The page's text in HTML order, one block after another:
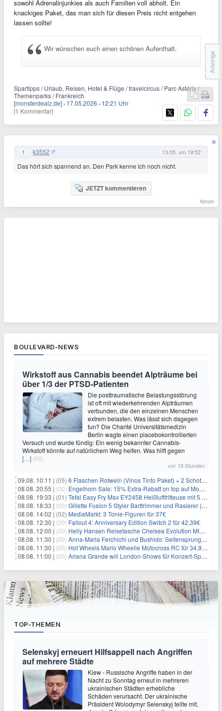
sowohl Adrenalinjunkies als auch Familien voll abholt. Ein
knackiges Paket, das man sich für diesen Preis nicht entgehen
lassen sollte!
Wir wünschen euch einen schönen Aufenthalt.
Spartipps / Urlaub, Reisen, Hotel & Flüge / travelcircus / Parc Astérix /
Themenparks / Frankreich
[monsterdealz.de] · 17.05.2026 · 12:21 Uhr
[1 Kommentar]
Anzeige
1 k3552 13.05. um 19:52
Das hört sich spannend an. Den Park kenne ich noch nicht.
JETZT kommentieren
forum
BOULEVARD-NEWS
Wirkstoff aus Cannabis beendet Alpträume bei
über 1/3 der PTSD-Patienten
Die posttraumatische Belastungsstörung
ist oft mit wiederkehrenden Alpträumen
verbunden, die den einzelnen Menschen
extrem belasten. Was lässt sich dagegen
tun? Die Charité Universitätsmedizin
Berlin wagte einen placebokontrollierten
Versuch und wurde fündig: Ein wenig bekannter Cannabis-
Wirkstoff könnte auf natürlichem Weg helfen. Was hilft gegen
[…] (00)
vor 18 Stunden
09.08. 10:11 | (05) 6 Flaschen Rotwein (Vinos Tinto Paket) + 2 Schott Zwiesel Gläser für 25,99€ inkl. Versand
08.08. 20:55 | (00) Engelhorn Sale: 15% Extra-Rabatt on top auf Mode- und Sport-Artikel
08.08. 19:33 | (01) Tefal Easy Fry Max EY2458 Heißluftfritteuse mit 5 Litern für 64,99€
08.08. 18:33 | (00) Gillette Fusion 5 Styler Barttrimmer und Rasierer (All in One) für 16€
08.08. 14:02 | (02) MediaMarkt: 3 Tonie-Figuren für 37€
08.08. 12:30 | (00) Fallout 4: Anniversary Edition Switch 2 für 42,39€
08.08. 12:00 | (00) Helly Hansen Reisetasche Chelsea Evolution MID 54L für 29,99€
08.08. 11:30 | (00) Anna-Maria Ferchichi und Bushido: Seitensprung wäre kein Trennungsgrund
08.08. 11:30 | (00) Hot Wheels Mario Wheelie Motocross RC für 34,99€
08.08. 11:00 | (00) Ariana Grande will London-Shows für Konzert-Special filmen
TOP-THEMEN
Selenskyj erneuert Hilfsappell nach Angriffen
auf mehrere Städte
Kiew - Russische Angriffe haben in der
Nacht zu Sonntag erneut in mehreren
ukrainischen Städten erhebliche
Schäden verursacht. Der ukrainische
Präsident Wolodymyr Selenskyj teilte mit,